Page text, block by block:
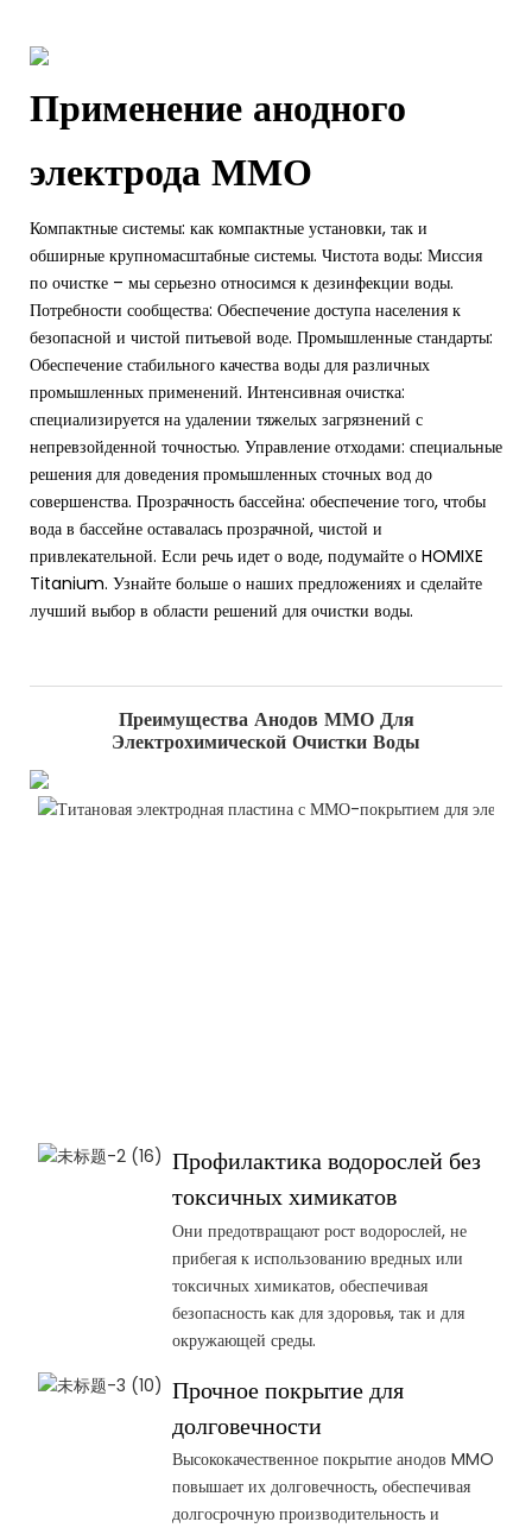
Применение анодного
электрода ММО
Компактные системы: как компактные установки, так и
обширные крупномасштабные системы. Чистота воды: Миссия
по очистке – мы серьезно относимся к дезинфекции воды.
Потребности сообщества: Обеспечение доступа населения к
безопасной и чистой питьевой воде. Промышленные стандарты:
Обеспечение стабильного качества воды для различных
промышленных применений. Интенсивная очистка:
специализируется на удалении тяжелых загрязнений с
непревзойденной точностью. Управление отходами: специальные
решения для доведения промышленных сточных вод до
совершенства. Прозрачность бассейна: обеспечение того, чтобы
вода в бассейне оставалась прозрачной, чистой и
привлекательной. Если речь идет о воде, подумайте о HOMIXE
Titanium. Узнайте больше о наших предложениях и сделайте
лучший выбор в области решений для очистки воды.
Преимущества Анодов ММО Для
Электрохимической Очистки Воды
Профилактика водорослей без
токсичных химикатов
Они предотвращают рост водорослей, не
прибегая к использованию вредных или
токсичных химикатов, обеспечивая
безопасность как для здоровья, так и для
окружающей среды.
Прочное покрытие для
долговечности
Высококачественное покрытие анодов MMO
повышает их долговечность, обеспечивая
долгосрочную производительность и